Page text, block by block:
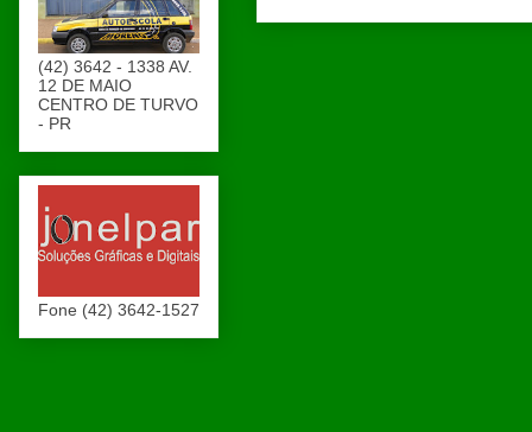
(42) 3642 - 1338 AV.
12 DE MAIO
CENTRO DE TURVO
- PR
Fone (42) 3642-1527